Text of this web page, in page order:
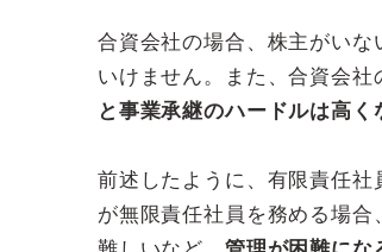
合資会社の場合、株主がいな
いけません。また、合資会
と事業承継のハードルは高く
前述したように、有限責任
が無限責任社員を務める場